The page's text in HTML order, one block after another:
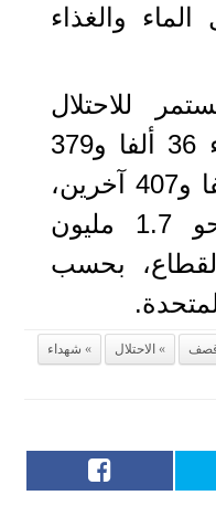
والغذاء
للاحتلال
على غزة، إلى ارتقاء 36 ألفا و379
شهيدا، وإصابة 82 ألفا و407 آخرين،
إلى جانب نزوح نحو 1.7 مليون
بحسب
الاحتلال
شهداء